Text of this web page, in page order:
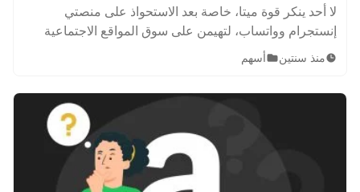
لا أحد ينكر قوة ميتا، خاصة بعد الاستحواذ على منصتي
إنستجرام وواتساب، لتهيمن على سوق المواقع الاجتماعية
وتطبيقات المراسلات في العالم. تعرف على كيفية شراء
سهم ميتا META وشرعية تداوله.
منذ سنتين أسهم